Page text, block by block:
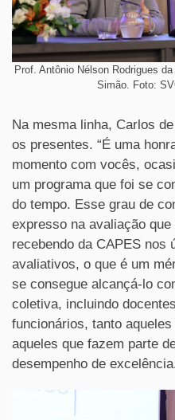
Prof. Antônio Nélson Rodrigues
Simão. Foto:
Na mesma linha, Carlos
os presentes. “É uma
momento com vocês,
um programa que foi se
do tempo. Esse grau de
expresso na avaliação
recebendo da CAPES nos
avaliativos, o que é um
se consegue alcançá-lo
coletiva, incluindo
funcionários, tanto
aqueles que fazem parte
desempenho de